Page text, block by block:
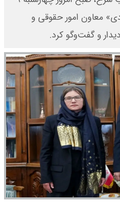
معاون امور حقوقی و
و گفت‌وگو کرد.